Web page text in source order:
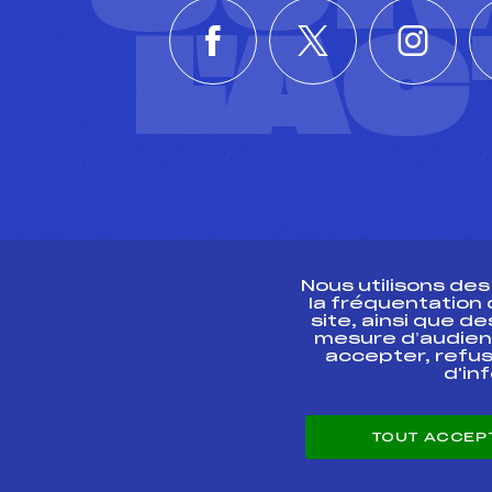
ESPACE PRESSE
Nous utilisons
la fréquentation
site, ainsi que
mesure
accepter,
TOUT